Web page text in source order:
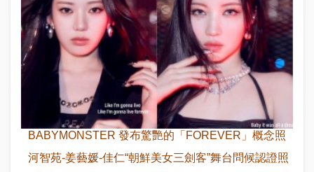
BABYMONSTER 發布驚艷的「FOREVER」概念照
河智苑-姜藝媛-佳仁“朝鮮美女三劍客”舞台問候認證照